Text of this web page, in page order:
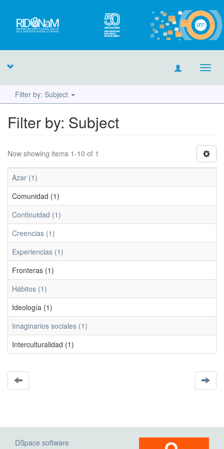
Filter by: Subject
Filter by: Subject
Now showing items 1-10 of 1
Azar (1)
Comunidad (1)
Continuidad (1)
Creencias (1)
Experiencias (1)
Fronteras (1)
Hábitos (1)
Ideología (1)
Imaginarios sociales (1)
Interculturalidad (1)
DSpace software